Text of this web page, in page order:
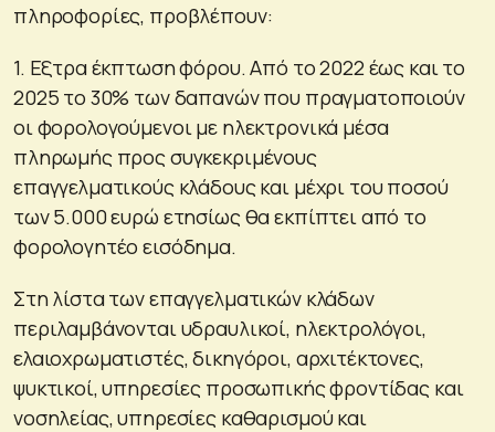
πληροφορίες, προβλέπουν:
1. Εξτρα έκπτωση φόρου. Από το 2022 έως και το
2025 το 30% των δαπανών που πραγματοποιούν
οι φορολογούμενοι με ηλεκτρονικά μέσα
πληρωμής προς συγκεκριμένους
επαγγελματικούς κλάδους και μέχρι του ποσού
των 5.000 ευρώ ετησίως θα εκπίπτει από το
φορολογητέο εισόδημα.
Στη λίστα των επαγγελματικών κλάδων
περιλαμβάνονται υδραυλικοί, ηλεκτρολόγοι,
ελαιοχρωματιστές, δικηγόροι, αρχιτέκτονες,
ψυκτικοί, υπηρεσίες προσωπικής φροντίδας και
νοσηλείας, υπηρεσίες καθαρισμού και